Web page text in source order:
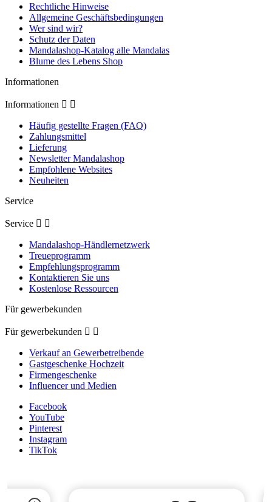
Rechtliche Hinweise
Allgemeine Geschäftsbedingungen
Wer sind wir?
Schutz der Daten
Mandalashop-Katalog alle Mandalas
Blume des Lebens Shop
Informationen
Informationen  
Häufig gestellte Fragen (FAQ)
Zahlungsmittel
Lieferung
Newsletter Mandalashop
Empfohlene Websites
Neuheiten
Service
Service  
Mandalashop-Händlernetzwerk
Treueprogramm
Empfehlungsprogramm
Kontaktieren Sie uns
Kostenlose Ressourcen
Für gewerbekunden
Für gewerbekunden  
Verkauf an Gewerbetreibende
Gastgeschenke Hochzeit
Firmengeschenke
Influencer und Medien
Facebook
YouTube
Pinterest
Instagram
TikTok